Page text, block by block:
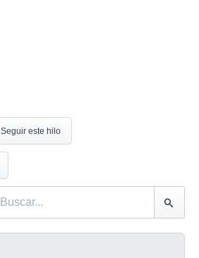
Seguir este hilo